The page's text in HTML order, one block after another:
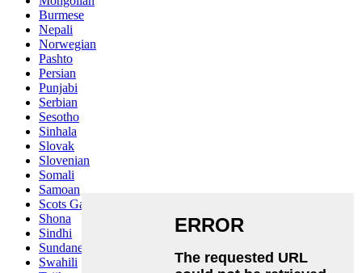
Burmese
Nepali
Norwegian
Pashto
Persian
Punjabi
Serbian
Sesotho
Sinhala
Slovak
Slovenian
Somali
Samoan
Scots Gaelic
Shona
Sindhi
Sundanese
Swahili